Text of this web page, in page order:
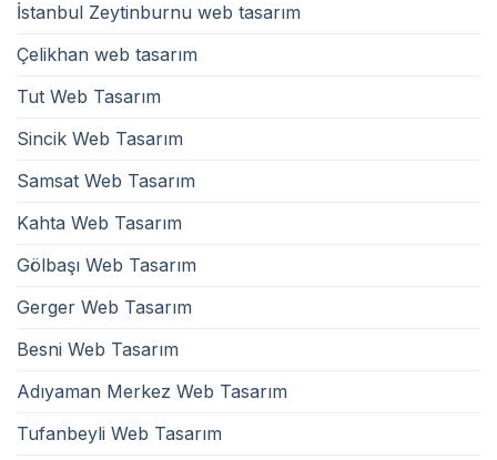
İstanbul Zeytinburnu web tasarım
Çelikhan web tasarım
Tut Web Tasarım
Sincik Web Tasarım
Samsat Web Tasarım
Kahta Web Tasarım
Gölbaşı Web Tasarım
Gerger Web Tasarım
Besni Web Tasarım
Adıyaman Merkez Web Tasarım
Tufanbeyli Web Tasarım